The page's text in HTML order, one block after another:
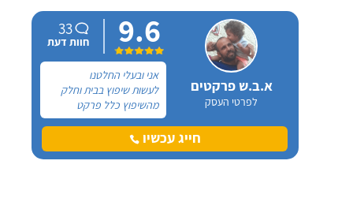
א.ב.ש פרקטים
לפרטי העסק
9.6
33
חוות דעת
אני ובעלי החלטנו
לעשות שיפוץ בבית וחלק
מהשיפוץ כלל פרקט
למינציה שיותקן מעל
הריצוף (הישן) הקיים. קנינו
את הפרקט מחנות חיצונית
חייג עכשיו